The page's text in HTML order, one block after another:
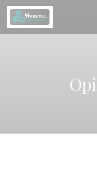
Personalización de sus